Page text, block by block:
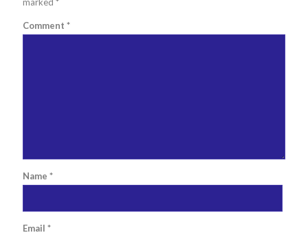
marked *
Comment *
Name *
Email *